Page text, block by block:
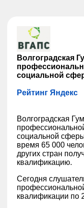
Волгоградская
социальной
Рейтинг Яндекс
Волгоградская
социальной
время 65 000
других стран
квалификацию.
Сегодня
квалификации по